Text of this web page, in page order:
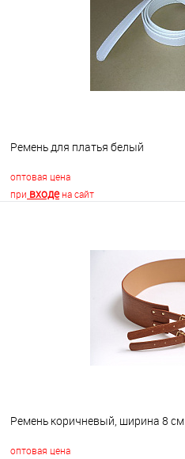
Ремень для платья белый
оптовая цена
при входена сайт
Ремень коричневый, ширина 8 см
оптовая цена